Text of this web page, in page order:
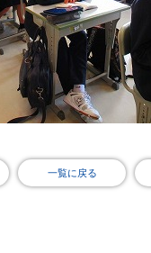
一覧に戻る